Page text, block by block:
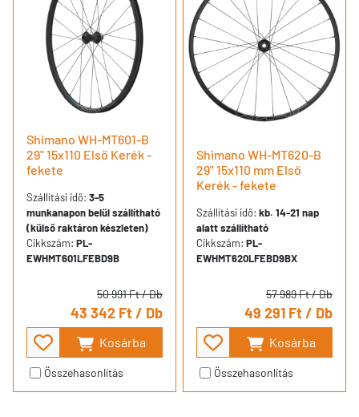
Shimano WH-MT601-B
29" 15x110 Első Kerék -
fekete
Szállítási idő: 3-5
munkanapon belül szállítható
(külső raktáron készleten)
Cikkszám: PL-
EWHMT601LFEBD9B
50 991 Ft/ Db
43 342 Ft/ Db
Kosárba
Összehasonlítás
Shimano WH-MT620-B
29" 15x110 mm Első
Kerék - fekete
Szállítási idő: kb. 14-21 nap
alatt szállítható
Cikkszám: PL-
EWHMT620LFEBD9BX
57 989 Ft/ Db
49 291 Ft/ Db
Kosárba
Összehasonlítás